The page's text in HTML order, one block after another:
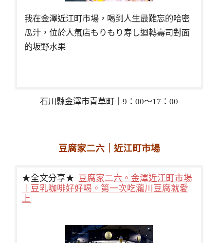
我在金澤近江町市場，喝到人生最難忘的哈密
瓜汁，位於人氣店もりもり寿し迴轉壽司對面
的坂野水果
石川縣金澤市青草町｜9：00～17：00
豆腐家二六｜近江町市場
★全文分享★ 豆腐家二六。金澤近江町市場
｜豆乳咖啡好好喝。第一次吃瀧川豆腐就愛
上